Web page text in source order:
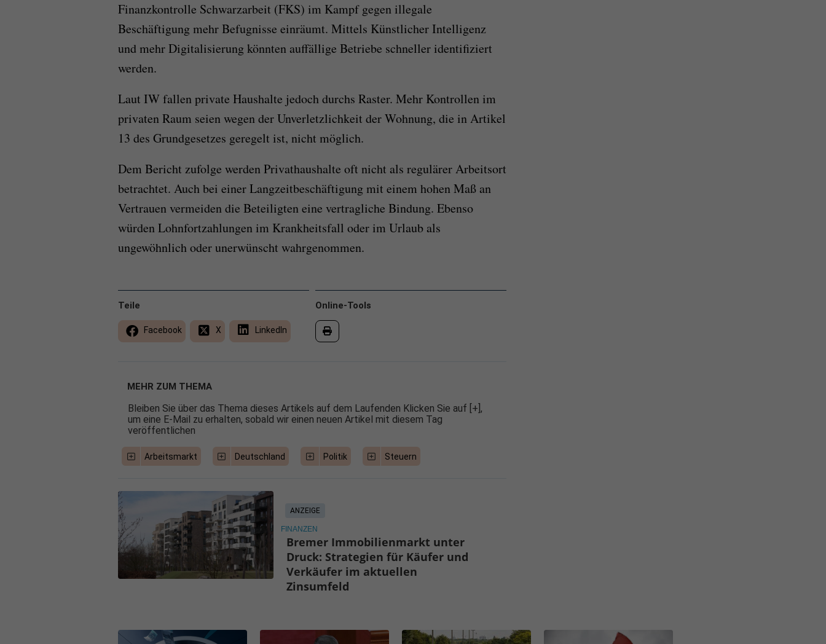
Finanzkontrolle Schwarzarbeit (FKS) im Kampf gegen illegale
Beschäftigung mehr Befugnisse einräumt. Mittels Künstlicher Intelligenz
und mehr Digitalisierung könnten auffällige Betriebe schneller identifiziert
werden.
Laut IW fallen private Haushalte jedoch durchs Raster. Mehr Kontrollen im
privaten Raum seien wegen der Unverletzlichkeit der Wohnung, die in Artikel
13 des Grundgesetzes geregelt ist, nicht möglich.
Dem Bericht zufolge werden Privathaushalte oft nicht als regulärer Arbeitsort
betrachtet. Auch bei einer Langzeitbeschäftigung mit einem hohen Maß an
Vertrauen vermeiden die Beteiligten eine vertragliche Bindung. Ebenso
würden Lohnfortzahlungen im Krankheitsfall oder im Urlaub als
ungewöhnlich oder unerwünscht wahrgenommen.
Online-Tools
Teile
Facebook X LinkedIn
MEHR ZUM THEMA
Bleiben Sie über das Thema dieses Artikels auf dem Laufenden Klicken Sie auf [+],
um eine E-Mail zu erhalten, sobald wir einen neuen Artikel mit diesem Tag
veröffentlichen
Arbeitsmarkt Deutschland Politik Steuern
ANZEIGE
FINANZEN
Bremer Immobilienmarkt unter
Druck: Strategien für Käufer und
Verkäufer im aktuellen
Zinsumfeld